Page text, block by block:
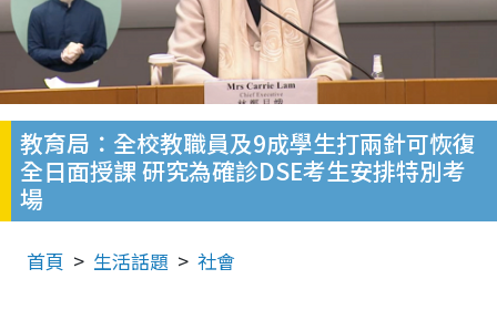
教育局：全校教職員及9成學生打兩針可恢復
全日面授課 研究為確診DSE考生安排特別考
場
首頁 生活話題 社會